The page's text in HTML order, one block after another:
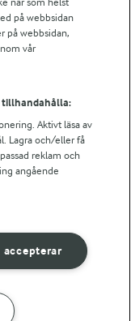
på webbsidan
på webbsidan,
vår
tillhandahålla:
Aktivt läsa av
Lagra och/eller få
reklam och
angående
accepterar